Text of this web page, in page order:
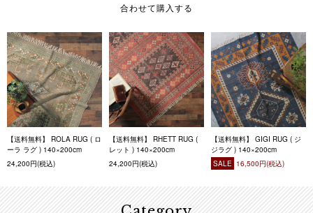
合わせて購入する
【送料無料】 ROLA RUG ( ロ
ーラ ラグ ) 140×200cm
24,200円(税込)
【送料無料】 RHETT RUG (
レット ) 140×200cm
24,200円(税込)
【送料無料】 GIGI RUG ( ジ
ジラグ ) 140×200cm
SALE 16,500円(税込)